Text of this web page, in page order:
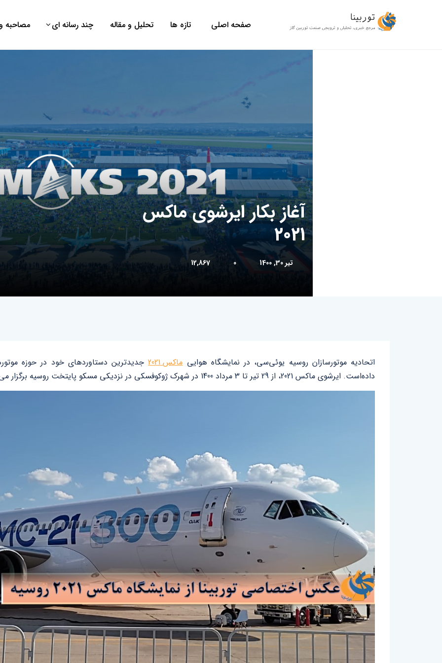
صفحه اصلی تازه ها تحلیل و مقاله چند رسانه ای مصاحبه
آغاز بکار ایرشوی ماکس
2021
تیر 30, 1400 0
12,867
اتحادیه موتورسازان روسیه یوئی‌سی‌، در نمایشگاه هواییماکس 2021
جدیدترین دستاوردهای خود در حوزه
داده‌است. ایرشوی ماکس 2021، از 29 تیر تا 3 مرداد 1400 در شهرک ژوکوفسکی در نزدیکی مسکو پایتخت روسیه برگزار می‌شود.